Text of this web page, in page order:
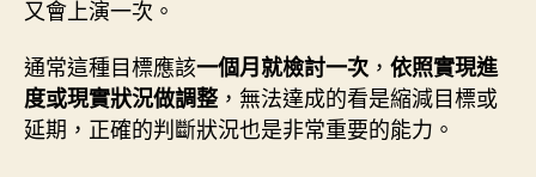
又會上演一次。
通常這種目標應該一個月就檢討一次 ， 依照實現進
度或現實狀況做調整，無法達成的看是縮減目標或
延期，正確的判斷狀況也是非常重要的能力。